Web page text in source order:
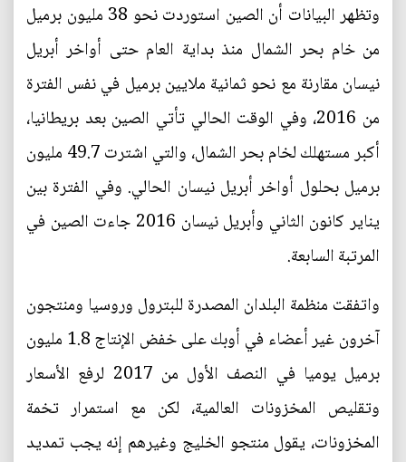
وتظهر البيانات أن الصين استوردت نحو 38 مليون برميل
من خام بحر الشمال منذ بداية العام حتى أواخر أبريل
نيسان مقارنة مع نحو ثمانية ملايين برميل في نفس الفترة
من 2016، وفي الوقت الحالي تأتي الصين بعد بريطانيا،
أكبر مستهلك لخام بحر الشمال، والتي اشترت 49.7 مليون
برميل بحلول أواخر أبريل نيسان الحالي. وفي الفترة بين
يناير كانون الثاني وأبريل نيسان 2016 جاءت الصين في
المرتبة السابعة.
واتفقت منظمة البلدان المصدرة للبترول وروسيا ومنتجون
آخرون غير أعضاء في أوبك على خفض الإنتاج 1.8 مليون
برميل يوميا في النصف الأول من 2017 لرفع الأسعار
وتقليص المخزونات العالمية، لكن مع استمرار تخمة
المخزونات، يقول منتجو الخليج وغيرهم إنه يجب تمديد